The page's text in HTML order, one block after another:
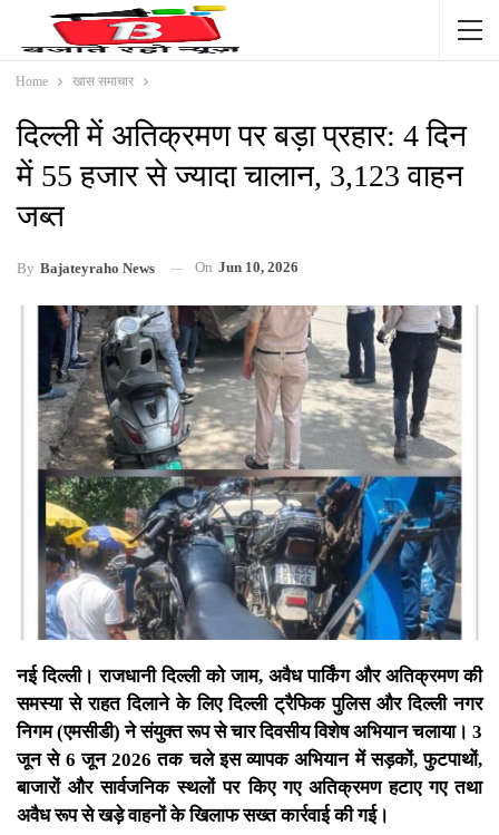
Home खास समाचार
दिल्ली में अतिक्रमण पर बड़ा प्रहार: 4 दिन
में 55 हजार से ज्यादा चालान, 3,123 वाहन
जब्त
By Bajateyraho News On Jun 10, 2026
नई दिल्ली। राजधानी दिल्ली को जाम, अवैध पार्किंग और अतिक्रमण की
समस्या से राहत दिलाने के लिए दिल्ली ट्रैफिक पुलिस और दिल्ली नगर
निगम (एमसीडी) ने संयुक्त रूप से चार दिवसीय विशेष अभियान चलाया। 3
जून से 6 जून 2026 तक चले इस व्यापक अभियान में सड़कों, फुटपाथों,
बाजारों और सार्वजनिक स्थलों पर किए गए अतिक्रमण हटाए गए तथा
अवैध रूप से खड़े वाहनों के खिलाफ सख्त कार्रवाई की गई।